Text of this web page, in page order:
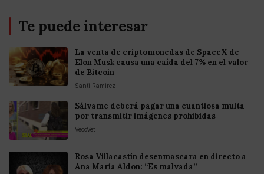
Te puede interesar
La venta de criptomonedas de SpaceX de
Elon Musk causa una caída del 7% en el valor
de Bitcoin
Santi Ramirez
Sálvame deberá pagar una cuantiosa multa
por transmitir imágenes prohibidas
VecoVet
Rosa Villacastín desenmascara en directo a
Ana María Aldon: “Es malvada”